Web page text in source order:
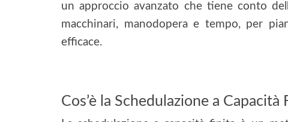
un approccio avanzato che tiene conto
macchinari, manodopera e tempo, per
efficace.
Cos’è la Schedulazione a Capacità